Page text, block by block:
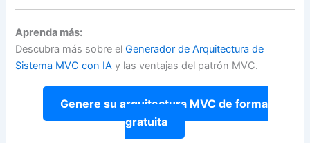
Aprenda más:
Descubra más sobre elGenerador de Arquitectura de
Sistema MVC con IA y las ventajas del patrón MVC.
Genere su arquitectura MVC de forma
gratuita